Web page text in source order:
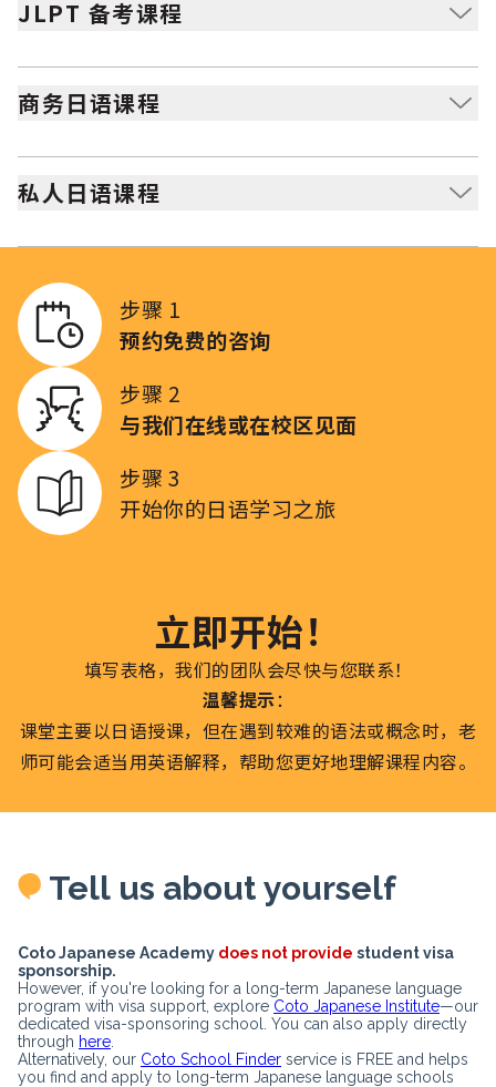
班也有开设。
JLPT 备考课程
通过专家指导、模拟考试和内部教材，帮助你高效达成
JLPT 目标。
商务日语课程
提升职场日语能力，学习高级交流技巧、礼仪及实际工作
中使用的语言。
私人日语课程
一对一授课，根据个人需求定制学习内容，获得更个性化
步骤 1
预约免费的咨询
步骤 2
与我们在线或在校区见面
步骤 3
开始你的日语学习之旅
立即开始！
填写表格，我们的团队会尽快与您联系！
温馨提示：
课堂主要以日语授课，但在遇到较难的语法或概念时，老
师可能会适当用英语解释，帮助您更好地理解课程内容。